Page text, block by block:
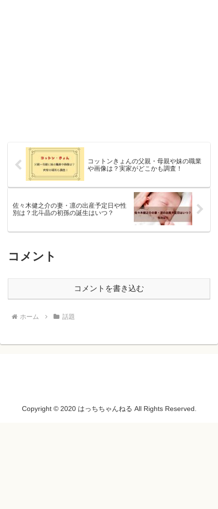
コットンきょんの父親・母親や妹の職業
や画像は？実家がどこかも調査！
佐々木健之介の妻・凛の出産予定日や性
別は？北斗晶の初孫の誕生はいつ？
コメント
コメントを書き込む
ホーム 話題
Copyright © 2020 はっちちゃんねる All Rights Reserved.